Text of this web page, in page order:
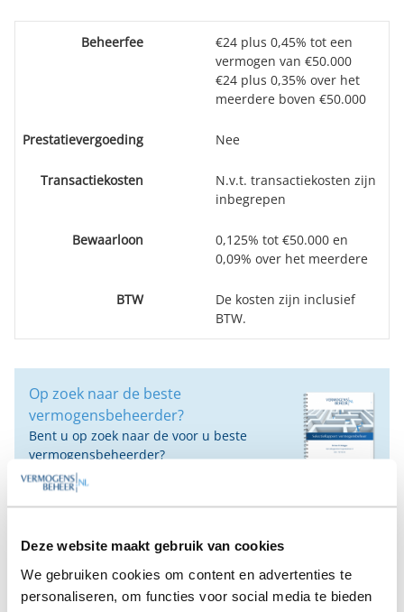
Deze website maakt gebruik van cookies
We gebruiken cookies om content en advertenties te
personaliseren, om functies voor social media te bieden
Beheerfee
€24 plus 0,45% tot een
vermogen van €50.000
€24 plus 0,35% over het
meerdere boven €50.000
Prestatievergoeding Nee
Transactiekosten
N.v.t. transactiekosten zijn
inbegrepen
Bewaarloon
0,125% tot €50.000 en
0,09% over het meerdere
BTW
De kosten zijn inclusief
BTW.
Op zoek naar de beste
vermogensbeheerder?
Bent u op zoek naar de voor u beste
vermogensbeheerder?
Vraag dan gratis en geheel vrijblijvend een
SelectieRapport aan. Per e-mail ontvangt u
een selectie van goede vermogensbeheerders die het
voorkeuren.
Gratis Selectierapport